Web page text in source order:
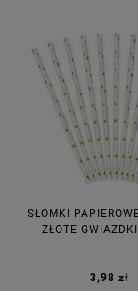
SŁOMKI
ZŁOTE
3,98 zł